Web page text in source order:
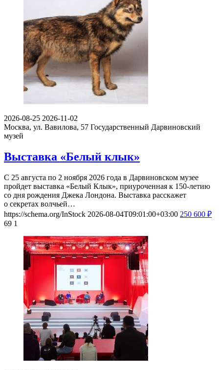
2026-08-25 2026-11-02
Москва, ул. Вавилова, 57 Государственный Дарвиновский
музей
Выставка «Белый клык»
С 25 августа по 2 ноября 2026 года в Дарвиновском музее
пройдет выставка «Белый Клык», приуроченная к 150-летию
со дня рождения Джека Лондона. Выставка расскажет
о секретах волчьей…
https://schema.org/InStock 2026-08-04T09:01:00+03:00 250 600 ₽
69 1